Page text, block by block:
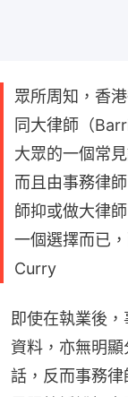
眾所周知，香
同大律師（
大眾的一個常
而且由事務律
師抑或做大律
一個選擇而已
Curry
即使在執業後
資料，亦無明
話，反而事務